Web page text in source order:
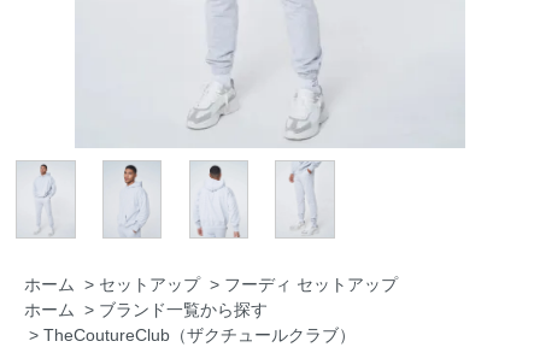
ホーム > セットアップ > フーディ セットアップ
ホーム > ブランド一覧から探す
> TheCoutureClub（ザクチュールクラブ）